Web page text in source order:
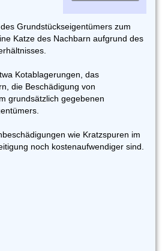
Grundstückseigentümers zum
Katze des Nachbarn aufgrund des
Kotablagerungen, das
die Beschädigung von
grundsätzlich gegebenen
wie Kratzspuren im
noch kostenaufwendiger sind.